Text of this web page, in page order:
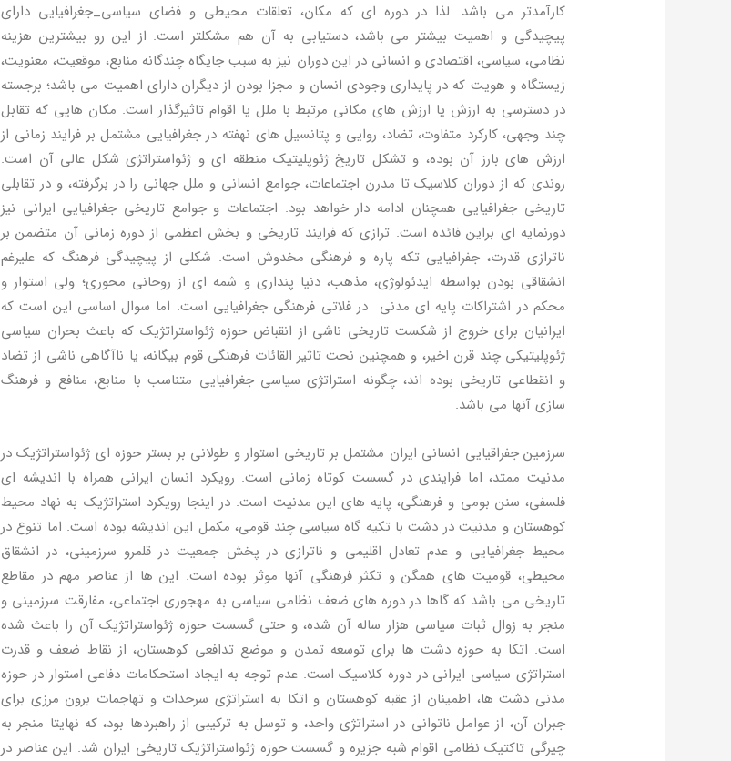
کارآمدتر می باشد. لذا در دوره ای که مکان، تعلقات محیطی و فضای سیاسی_جغرافیایی دارای
پیچیدگی و اهمیت بیشتر می باشد، دستیابی به آن هم مشکلتر است. از این رو بیشترین هزینه
نظامی، سیاسی، اقتصادی و انسانی در این دوران نیز به سبب جایگاه چندگانه منابع، موقعیت، معنویت،
زیستگاه و هویت که در پایداری وجودی انسان و مجزا بودن از دیگران دارای اهمیت می باشد؛ برجسته
در دسترسی به ارزش یا ارزش های مکانی مرتبط با ملل یا اقوام تاثیرگذار است. مکان هایی که تقابل
چند وجهی، کارکرد متفاوت، تضاد، روایی و پتانسیل های نهفته در جغرافیایی مشتمل بر فرایند زمانی از
ارزش های بارز آن بوده، و تشکل تاریخ ژئوپلیتیک منطقه ای و ژئواستراتژی شکل عالی آن است.
روندی که از دوران کلاسیک تا مدرن اجتماعات، جوامع انسانی و ملل جهانی را در برگرفته، و در تقابلی
تاریخی جغرافیایی همچنان ادامه دار خواهد بود. اجتماعات و جوامع تاریخی جغرافیایی ایرانی نیز
دورنمایه ای براین فائده است. ترازی که فرایند تاریخی و بخش اعظمی از دوره زمانی آن متضمن بر
ناترازی قدرت، جفرافیایی تکه پاره و فرهنگی مخدوش است. شکلی از پیچیدگی فرهنگ که علیرغم
انشقاقی بودن بواسطه ایدئولوژی، مذهب، دنیا پنداری و شمه ای از روحانی محوری؛ ولی استوار و
محکم در اشتراکات پایه ای مدنی در فلاتی فرهنگی جغرافیایی است. اما سوال اساسی این است که
ایرانیان برای خروج از شکست تاریخی ناشی از انقباض حوزه ژئواستراتژیک که باعث بحران سیاسی
ژئوپلیتیکی چند قرن اخیر، و همچنین نحت تاثیر القائات فرهنگی قوم بیگانه، یا ناآگاهی ناشی از تضاد
و انقطاعی تاریخی بوده اند، چگونه استراتژی سیاسی جغرافیایی متناسب با منابع، منافع و فرهنگ
سازی آنها می باشد.
سرزمین جفراقیایی انسانی ایران مشتمل بر تاریخی استوار و طولانی بر بستر حوزه ای ژئواستراتژیک در
مدنیت ممتد، اما فرایندی در گسست کوتاه زمانی است. رویکرد انسان ایرانی همراه با اندیشه ای
فلسفی، سنن بومی و فرهنگی، پایه های این مدنیت است. در اینجا رویکرد استراتژیک به نهاد محیط
کوهستان و مدنیت در دشت با تکیه گاه سیاسی چند قومی، مکمل این اندیشه بوده است. اما تنوع در
محیط جغرافیایی و عدم تعادل اقلیمی و ناترازی در پخش جمعیت در قلمرو سرزمینی، در انشقاق
محیطی، قومیت های همگن و تکثر فرهنگی آنها موثر بوده است. این ها از عناصر مهم در مقاطع
تاریخی می باشد که گاها در دوره های ضعف نظامی سیاسی به مهجوری اجتماعی، مفارقت سرزمینی و
منجر به زوال ثبات سیاسی هزار ساله آن شده، و حتی گسست حوزه ژئواستراتژیک آن را باعث شده
است. اتکا به حوزه دشت ها برای توسعه تمدن و موضع تدافعی کوهستان، از نقاط ضعف و قدرت
استراتژی سیاسی ایرانی در دوره کلاسیک است. عدم توجه به ایجاد استحکامات دفاعی استوار در حوزه
مدنی دشت ها، اطمینان از عقبه کوهستان و اتکا به استراتژی سرحدات و تهاجمات برون مرزی برای
جبران آن، از عوامل ناتوانی در استراتژی واحد، و توسل به ترکیبی از راهبردها بود، که نهایتا منجر به
چیرگی تاکتیک نظامی اقوام شبه جزیره و گسست حوزه ژئواستراتژیک تاریخی ایران شد. این عناصر در